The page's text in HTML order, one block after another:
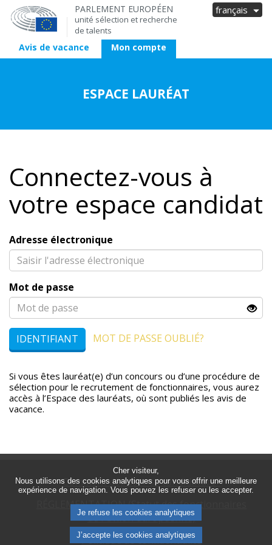
Cher visiteur,
Nous utilisons des cookies analytiques pour vous offrir une meilleure
expérience de navigation. Vous pouvez les refuser ou les accepter.
Je refuse les cookies analytiques
J’accepte les cookies analytiques
PARLEMENT EUROPÉEN
unité sélection et recherche
de talents
Avis de vacance Mon compte
français
ESPACE LAURÉAT
Connectez-vous à
votre espace candidat
Adresse électronique
Mot de passe
IDENTIFIANT MOT DE PASSE OUBLIÉ?
Si vous êtes lauréat(e) d’un concours ou d’une procédure de
sélection pour le recrutement de fonctionnaires, vous aurez
accès à l’Espace des lauréats, où sont publiés les avis de
vacance.
Comment déposer sa candidature?
RÉGLEMENTATION (Statut des fonctionnaires
de l'Union européenne)
Politique de confidentialité